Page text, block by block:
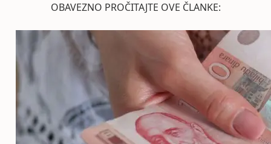
OBAVEZNO PROČITAJTE OVE ČLANKE: